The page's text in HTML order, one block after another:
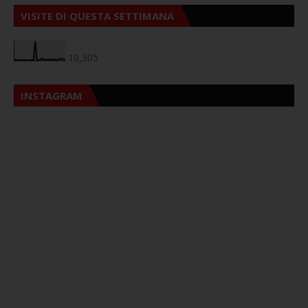
VISITE DI QUESTA SETTIMANA
10,305
INSTAGRAM